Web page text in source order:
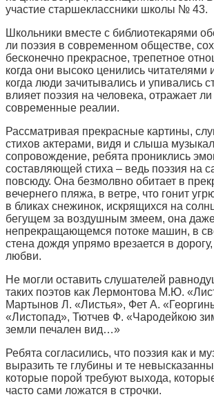
участие старшеклассники школы № 43.
Школьники вместе с библиотекарями
ли поэзия в современном обществе,
бесконечно прекрасное, трепетное
когда они высоко ценились читателями
когда люди зачитывались и упивались
влияет поэзия на человека, отражает ли
современные реалии.
Рассматривая прекрасные картины,
стихов актерами, видя и слыша
сопровождение, ребята прониклись
составляющей стиха – ведь поэзия на
повсюду. Она безмолвно обитает в
вечернего пляжа, в ветре, что гонит
в бликах снежинок, искрящихся на
бегущем за воздушным змеем, она
непрекращающемся потоке машин, в
стена дождя упрямо врезается в
любви.
Не могли оставить слушателей
таких поэтов как Лермонтова М.Ю.
Мартынов Л. «Листья», Фет А.
«Листопад», Тютчев Ф. «Чародейкою
земли печален вид…»
Ребята согласились, что поэзия как и
выразить те глубины и те
которые порой требуют выхода,
часто сами ложатся в строчки.